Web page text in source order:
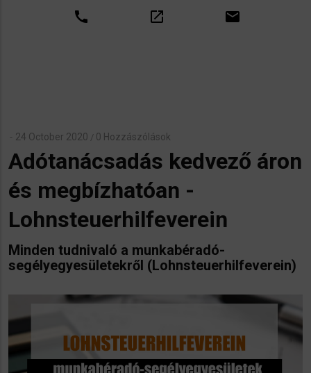
call open_in_new email
24 October 2020 / 0 Hozzászólások
Adótanácsadás kedvező áron
és megbízhatóan -
Lohnsteuerhilfeverein
Minden tudnivaló a munkabéradó-
segélyegyesületekről (Lohnsteuerhilfeverein)